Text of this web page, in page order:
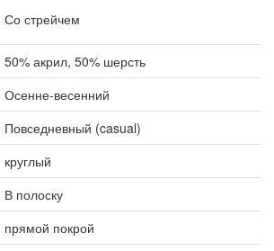
Со стрейчем
50% акрил, 50% шерсть
Осенне-весенний
Повседневный (casual)
круглый
В полоску
прямой покрой